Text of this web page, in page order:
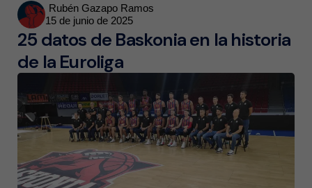
Posted
by
Rubén Gazapo Ramos
15 de junio de 2025
25 datos de Baskonia en la historia
de la Euroliga